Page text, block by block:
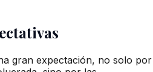
gran expectación, no solo por